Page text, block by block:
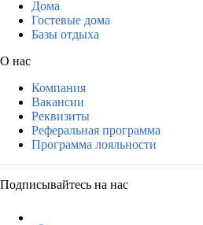
Дома
Гостевые дома
Базы отдыха
О нас
Компания
Вакансии
Реквизиты
Реферальная программа
Программа лояльности
Подписывайтесь на нас